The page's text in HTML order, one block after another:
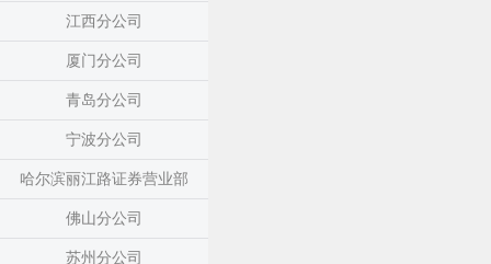
江西分公司
厦门分公司
青岛分公司
宁波分公司
哈尔滨丽江路证券营业部
佛山分公司
苏州分公司